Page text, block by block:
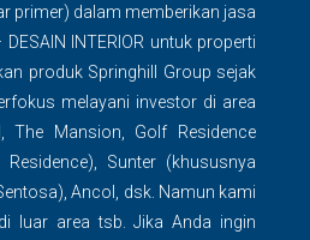
primer) dalam memberikan jasa
INTERIOR untuk properti
produk Springhill Group sejak
melayani investor di area
The Mansion, Golf Residence
Sunter (khususnya
Ancol, dsk. Namun kami
luar area tsb. Jika Anda ingin